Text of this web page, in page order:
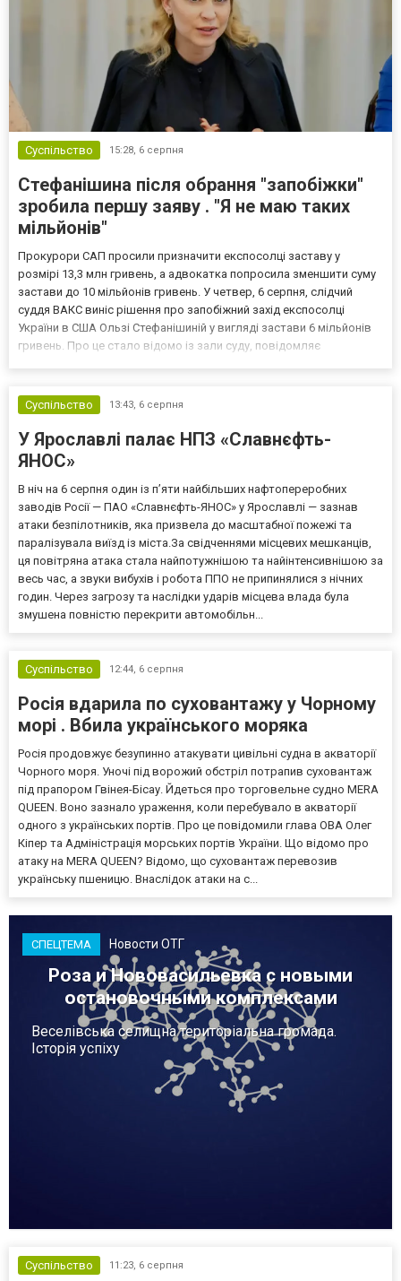
Суспільство 15:28, 6 серпня
Стефанішина після обрання "запобіжки"
зробила першу заяву . "Я не маю таких
мільйонів"
Прокурори САП просили призначити експосолці заставу у
розмірі 13,3 млн гривень, а адвокатка попросила зменшити суму
застави до 10 мільйонів гривень. У четвер, 6 серпня, слідчий
суддя ВАКС виніс рішення про запобіжний захід експосолці
України в США Ользі Стефанішиній у вигляді застави 6 мільйонів
гривень. Про це стало відомо із зали суду, повідомляє
Суспільство
13:43, 6 серпня
У Ярославлі палає НПЗ «Славнєфть-
ЯНОС»
В ніч на 6 серпня один із п’яти найбільших нафтопереробних
заводів Росії — ПАО «Славнєфть-ЯНОС» у Ярославлі — зазнав
атаки безпілотників, яка призвела до масштабної пожежі та
паралізувала виїзд із міста.За свідченнями місцевих мешканців,
ця повітряна атака стала найпотужнішою та найінтенсивнішою за
весь час, а звуки вибухів і робота ППО не припинялися з нічних
годин. Через загрозу та наслідки ударів місцева влада була
змушена повністю перекрити автомобільн...
Суспільство 12:44, 6 серпня
Росія вдарила по суховантажу у Чорному
морі . Вбила українського моряка
Росія продовжує безупинно атакувати цивільні судна в акваторії
Чорного моря. Уночі під ворожий обстріл потрапив суховантаж
під прапором Гвінея-Бісау. Йдеться про торговельне судно MERA
QUEEN. Воно зазнало ураження, коли перебувало в акваторії
одного з українських портів. Про це повідомили глава ОВА Олег
Кіпер та Адміністрація морських портів України. Що відомо про
атаку на MERA QUEEN? Відомо, що суховантаж перевозив
українську пшеницю. Внаслідок атаки на с...
СПЕЦТЕМА Новости ОТГ
Роза и Нововасильевка с новыми
остановочными комплексами
Веселівська селищна територіальна громада.
Історія успіху
Суспільство 11:23, 6 серпня